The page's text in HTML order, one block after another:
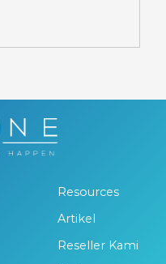
Resources
Artikel
Reseller Kami